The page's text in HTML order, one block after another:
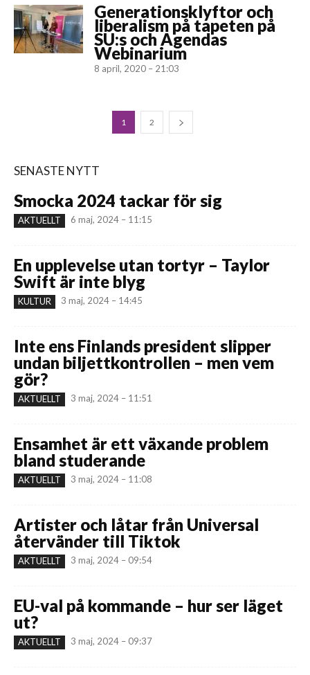
Generationsklyftor och
liberalism på tapeten på
SU:s och Agendas
Webinarium
8 april, 2020 – 21:03
1 2
SENASTE NYTT
Smocka 2024 tackar för sig
AKTUELLT 6 maj, 2024 – 11:15
En upplevelse utan tortyr – Taylor
Swift är inte blyg
KULTUR 3 maj, 2024 – 14:45
Inte ens Finlands president slipper
undan biljettkontrollen – men vem
gör?
AKTUELLT 3 maj, 2024 – 11:51
Ensamhet är ett växande problem
bland studerande
AKTUELLT 3 maj, 2024 – 11:08
Artister och låtar från Universal
återvänder till Tiktok
AKTUELLT 3 maj, 2024 – 09:54
EU-val på kommande – hur ser läget
ut?
AKTUELLT 3 maj, 2024 – 09:37